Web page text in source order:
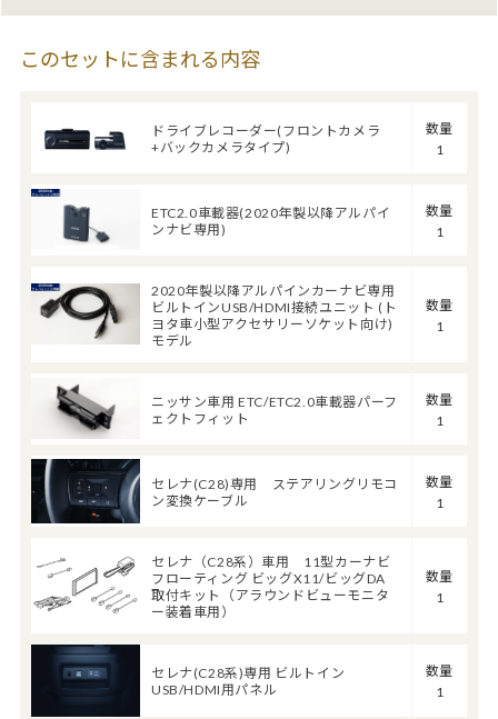
このセットに含まれる内容
ドライブレコーダー(フロントカメラ
+バックカメラタイプ)
数量
1
ETC2.0車載器(2020年製以降アルパイ
ンナビ専用)
数量
1
2020年製以降アルパインカーナビ専用
ビルトインUSB/HDMI接続ユニット (ト
ヨタ車小型アクセサリーソケット向け)
モデル
数量
1
ニッサン車用 ETC/ETC2.0車載器パーフ
ェクトフィット
数量
1
セレナ(C28)専用 ステアリングリモコ
ン変換ケーブル
数量
1
セレナ（C28系）車用 11型カーナビ
フローティング ビッグX11/ビッグDA
取付キット（アラウンドビューモニタ
ー装着車用）
数量
1
セレナ(C28系)専用 ビルトイン
USB/HDMI用パネル
数量
1